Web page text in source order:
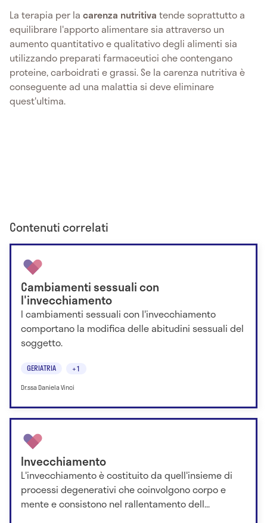
La terapia per la carenza nutritiva tende soprattutto a
equilibrare l'apporto alimentare sia attraverso un
aumento quantitativo e qualitativo degli alimenti sia
utilizzando preparati farmaceutici che contengano
proteine, carboidrati e grassi. Se la carenza nutritiva è
conseguente ad una malattia si deve eliminare
quest'ultima.
Contenuti correlati
Cambiamenti sessuali con
l'invecchiamento
I cambiamenti sessuali con l'invecchiamento
comportano la modifica delle abitudini sessuali del
soggetto.
GERIATRIA +1
Dr.ssa Daniela Vinci
Invecchiamento
L'invecchiamento è costituito da quell'insieme di
processi degenerativi che coinvolgono corpo e
mente e consistono nel rallentamento dell...